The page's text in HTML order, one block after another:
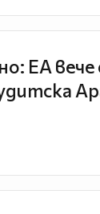
EA